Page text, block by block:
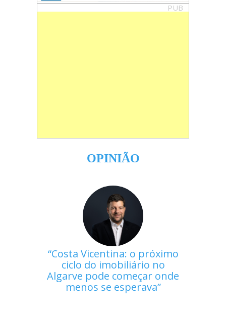
PUB
OPINIÃO
Costa Vicentina: o próximo
ciclo do imobiliário no
Algarve pode começar onde
menos se esperava